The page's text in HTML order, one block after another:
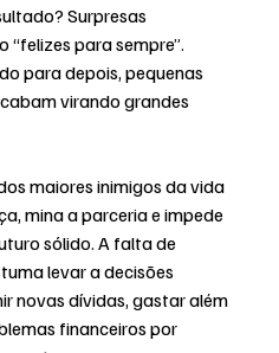
Surpresas
para sempre”.
para depois, pequenas
virando grandes
maiores inimigos da vida
mina a parceria e impede
sólido. A falta de
levar a decisões
novas dívidas, gastar além
financeiros por